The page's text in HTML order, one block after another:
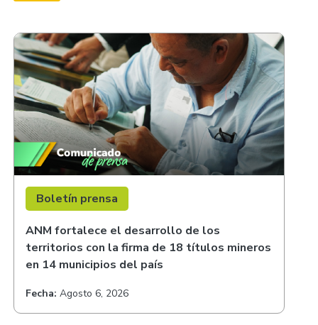
Boletín prensa
ANM fortalece el desarrollo de los
territorios con la firma de 18 títulos mineros
en 14 municipios del país
Fecha: Agosto 6, 2026